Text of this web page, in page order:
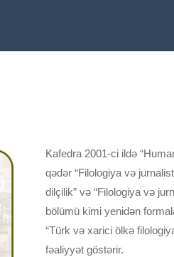
Kafedra 2001-ci ildə
qədər “Filologiya və
dilçilik” və “Filologiya və
bölümü kimi yenidən
“Türk və xarici ölkə
fəaliyyət göstərir.